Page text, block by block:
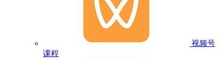
视频号
课程